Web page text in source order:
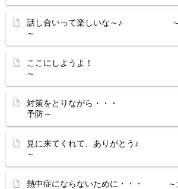
話し合いって楽しいな～♪ ～重
～
ここにしようよ！ ～
～
対策をとりながら・・
予防～
見に来てくれて、ありがとう♪
～
熱中症にならないために・・・ ～